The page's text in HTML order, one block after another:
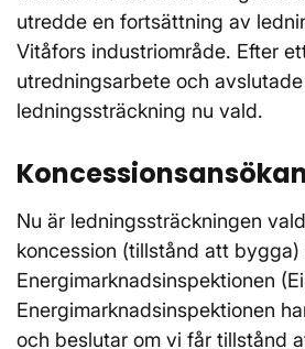
utredde en fortsättning av
Vitåfors industriområde. Efter
utredningsarbete och
ledningssträckning nu vald.
Nu är ledningssträckningen
koncession (tillstånd att bygga)
Energimarknadsinspektionen
Energimarknadsinspektionen
och beslutar om vi får tillstånd